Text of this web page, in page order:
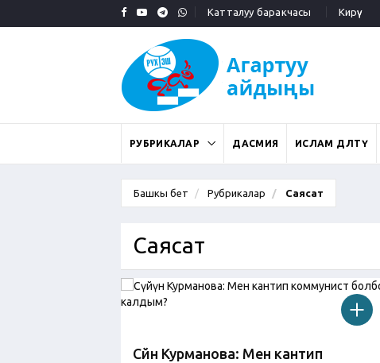
Катталуу баракчасы Кирүү
РУБРИКАЛАР ДАСМИЯ ИСЛАМ ДӨӨЛӨТҮ
Башкы бет Рубрикалар Саясат
Саясат
Сүйүн Курманова: Мен кантип